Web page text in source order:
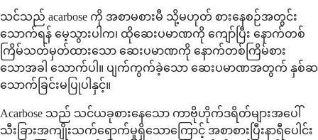
သင်သည် acarbose ကို အစာမစားမီ သို့မဟုတ် စားနေစဉ်အတွင်း
သောက်ရန် မေ့သွားပါက၊ ထိုဆေးပမာဏကို ကျော်ပြီး နောက်တစ်
ကြိမ်သတ်မှတ်ထားသော ဆေးပမာဏကို နောက်တစ်ကြိမ်စား
သောအခါ သောက်ပါ။ ပျက်ကွက်ခဲ့သော ဆေးပမာဏအတွက် နှစ်ဆ
သောက်ခြင်းမပြုပါနှင့်။
Acarbose သည် သင်ယခုစားနေသော ကာဗိုဟိုက်ဒရိတ်များအပေါ်
သီးခြားအကျိုးသက်ရောက်မှုရှိသောကြောင့် အစာစားပြီးနာရီပေါင်း